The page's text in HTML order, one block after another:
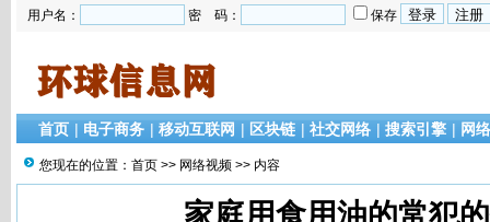
用户名： 密 码： 保存
首页 | 电子商务 | 移动互联网 | 区块链 | 社交网络 | 搜索引擎 | 网
您现在的位置： 首页 >> 网络视频 >> 内容
家庭用食用油的常犯